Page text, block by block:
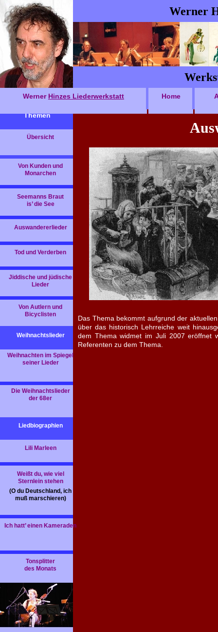
Werner
Themen
Übersicht
Von Kunden und
Monarchen
Seemanns Braut
is’ die See
Auswandererlieder
Tod und Verderben
Jiddische und jüdische
Lieder
Von Autlern und
Bicyclisten
Weihnachtslieder
Weihnachten im Spiegel
seiner Lieder
Die Weihnachtslieder
der 68er
Liedbiographien
Lili Marleen
Weißt du, wie viel
Sternlein stehen
(O du Deutschland, ich
muß marschieren)
Ich hatt’ einen Kameraden
Tonsplitter
des Monats
Das Thema bekommt aufgrund der
über das historisch Lehrreiche weit
dem Thema widmet im Juli 2007 eröffnet
Referenten zu dem Thema.
Werner Hinzes Liederwerkstatt Home